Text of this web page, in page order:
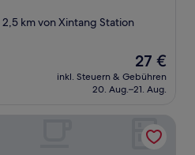
km von Xintang Station
Der
Preis
beträgt
27 €
inkl. Steuern & Gebühren
20. Aug.–21. Aug.